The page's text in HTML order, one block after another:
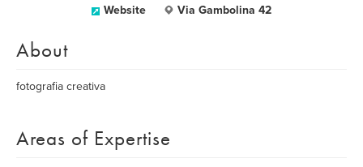
Website Via Gambolina 42
About
fotografia creativa
Areas of Expertise